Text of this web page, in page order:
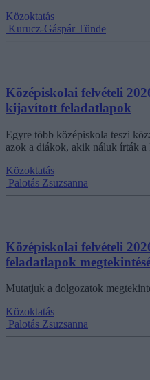
Közoktatás
Kurucz-Gáspár Tünde
Középiskolai felvételi
kijavított feladatlapok
Egyre több középiskola teszi
azok a diákok, akik náluk írták
Közoktatás
Palotás Zsuzsanna
Középiskolai felvételi
feladatlapok
Mutatjuk a dolgozatok
Közoktatás
Palotás Zsuzsanna